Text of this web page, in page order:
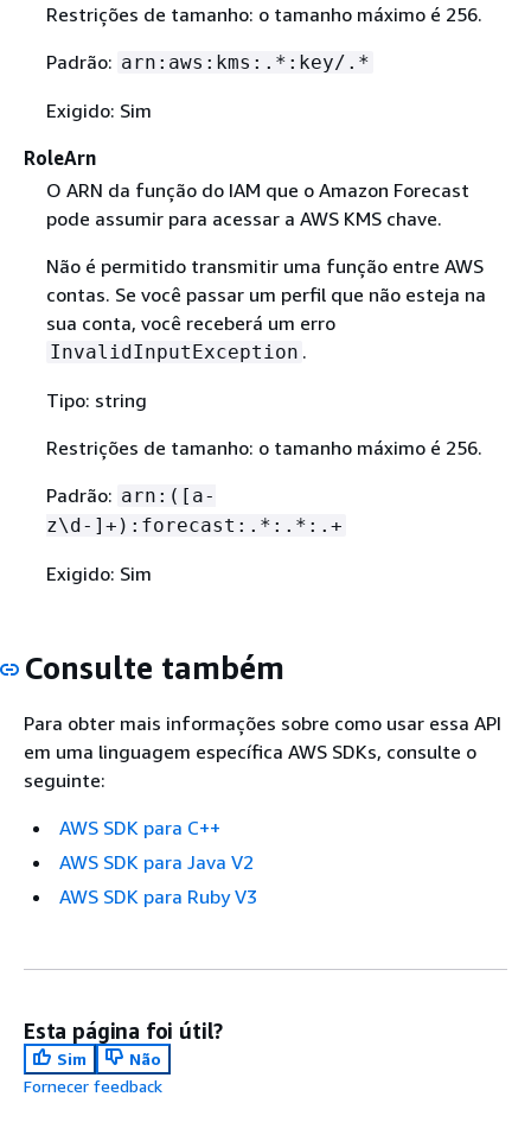
Restrições de tamanho: o tamanho máximo é 256.
Padrão: arn:aws:kms:.*:key/.*
Exigido: Sim
RoleArn
O ARN da função do IAM que o Amazon Forecast
pode assumir para acessar a AWS KMS chave.
Não é permitido transmitir uma função entre AWS
contas. Se você passar um perfil que não esteja na
sua conta, você receberá um erro
InvalidInputException .
Tipo: string
Restrições de tamanho: o tamanho máximo é 256.
Padrão: arn:([a-
z\d-]+):forecast:.*:.*:.+
Exigido: Sim
Consulte também
Para obter mais informações sobre como usar essa API
em uma linguagem específica AWS SDKs, consulte o
seguinte:
AWS SDK para C++
AWS SDK para Java V2
AWS SDK para Ruby V3
Esta página foi útil?
Sim
Não
Fornecer feedback